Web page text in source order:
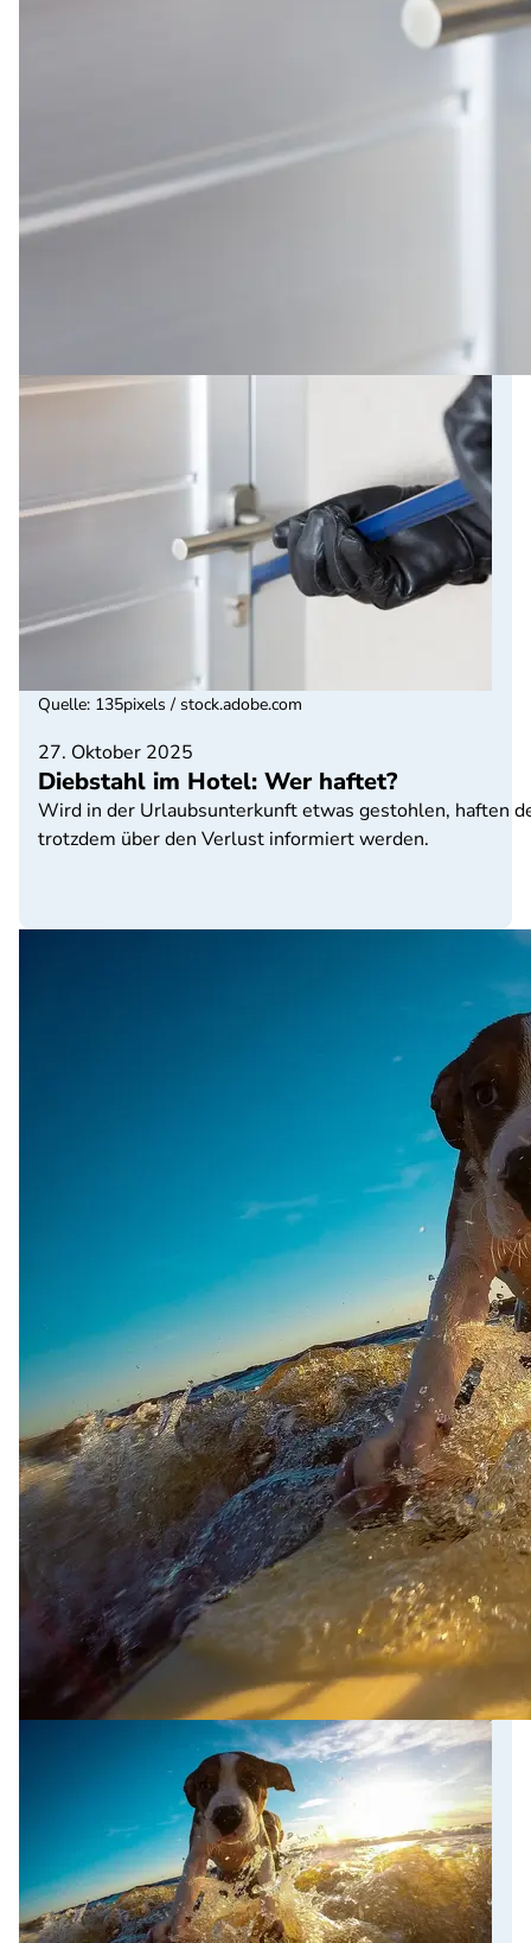
27. Oktober 2025
Diebstahl im Hotel: Wer haftet?
Wird in der Urlaubsunterkunft etwas gestohlen, haften
trotzdem über den Verlust informiert werden.
Quelle: 135pixels / stock.adobe.com